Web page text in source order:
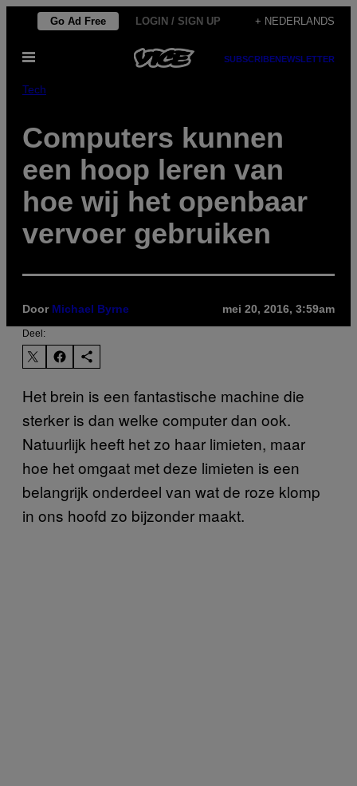
de
inhoud
Go Ad Free LOGIN / SIGN UP + NEDERLANDS
Open
SUBSCRIBENEWSLETTER
Tech
Computers kunnen
een hoop leren van
hoe wij het openbaar
vervoer gebruiken
Door Michael Byrne mei 20, 2016, 3:59am
Deel:
Het brein is een fantastische machine die
sterker is dan welke computer dan ook.
Natuurlijk heeft het zo haar limieten, maar
hoe het omgaat met deze limieten is een
belangrijk onderdeel van wat de roze klomp
in ons hoofd zo bijzonder maakt.